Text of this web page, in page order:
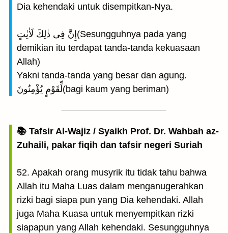
Dia kehendaki untuk disempitkan-Nya.
إِنَّ فِى ذٰلِكَ لَاٰيٰتٍ(Sesungguhnya pada yang
demikian itu terdapat tanda-tanda kekuasaan
Allah)
Yakni tanda-tanda yang besar dan agung.
لِّقَوْمٍ يُؤْمِنُونَ(bagi kaum yang beriman)
📚 Tafsir Al-Wajiz / Syaikh Prof. Dr. Wahbah az-
Zuhaili, pakar fiqih dan tafsir negeri Suriah
52. Apakah orang musyrik itu tidak tahu bahwa
Allah itu Maha Luas dalam menganugerahkan
rizki bagi siapa pun yang Dia kehendaki. Allah
juga Maha Kuasa untuk menyempitkan rizki
siapapun yang Allah kehendaki. Sesungguhnya